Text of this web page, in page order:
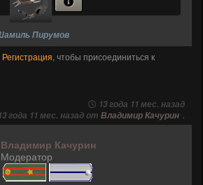
Пирумов
Регистрация, чтобы присоединиться к
13 года 11 мес. назад
13 года 11 мес. назад от Владимир Качурин .
Владимир Качурин
Модератор